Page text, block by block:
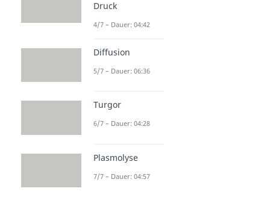
Druck
4/7 – Dauer: 04:42
Diffusion
5/7 – Dauer: 06:36
Turgor
6/7 – Dauer: 04:28
Plasmolyse
7/7 – Dauer: 04:57